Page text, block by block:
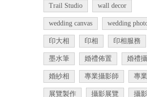
Trail Studio wall decor
wedding canvas wedding
印大相 印相 印相服務
墨水筆 婚禮佈置 婚禮
婚紗相 專業攝影師 專
展覽製作 攝影展覽 攝